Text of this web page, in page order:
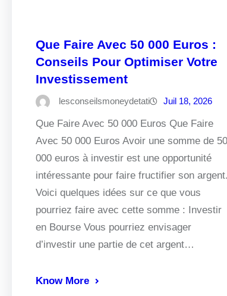
Que Faire Avec 50 000 Euros :
Conseils Pour Optimiser Votre
Investissement
lesconseilsmoneydetati Juil 18, 2026
Que Faire Avec 50 000 Euros Que Faire
Avec 50 000 Euros Avoir une somme de 50
000 euros à investir est une opportunité
intéressante pour faire fructifier son argent.
Voici quelques idées sur ce que vous
pourriez faire avec cette somme : Investir
en Bourse Vous pourriez envisager
d’investir une partie de cet argent…
Know More